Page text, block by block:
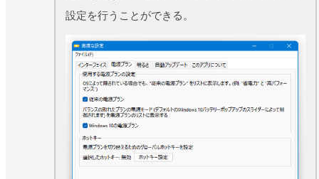
設定を行うことができる。